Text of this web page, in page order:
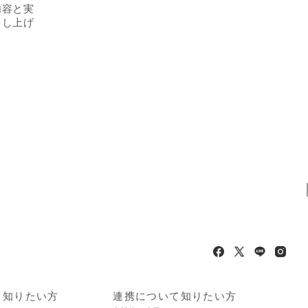
と実
上げ
りたい方 連携について知りたい方